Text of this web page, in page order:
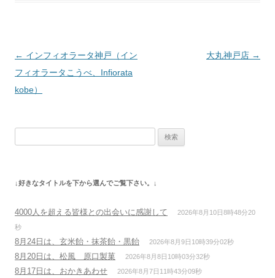
投
稿
ナ
← インフィオラータ神戸（イン
フィオラータこうべ、Infiorata
kobe）
大丸神戸店 →
↓好きなタイトルを下から選んでご覧下さい。↓
4000人を超える皆様との出会いに感謝して
2026年8月10日8時48分20
秒
8月24日は、玄米飴・抹茶飴・黒飴 2026年8月9日10時39分02秒
8月20日は、松風 原口製菓 2026年8月8日10時03分32秒
8月17日は、おかきあわせ 2026年8月7日11時43分09秒